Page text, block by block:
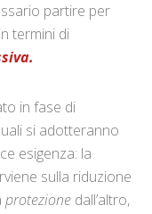
partire per
termini di
in fase di
si adotteranno
esigenza: la
sulla riduzione
protezione dall’altro,